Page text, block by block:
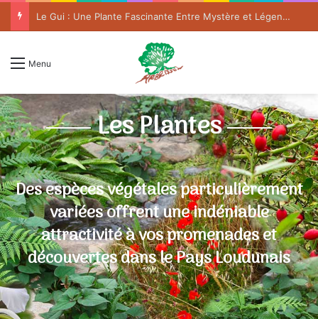
Le Gui : Une Plante Fascinante Entre Mystère et Légende
Menu
Les Plantes
Des espèces végétales particulièrement
variées offrent une indéniable
attractivité à vos promenades et
découvertes dans le Pays Loudunais